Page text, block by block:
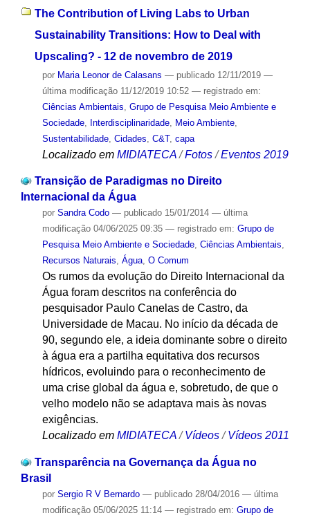
The Contribution of Living Labs to Urban
Sustainability Transitions: How to Deal with
Upscaling? - 12 de novembro de 2019
por Maria Leonor de Calasans — publicado12/11/2019 —
última modificação11/12/2019 10:52 — registrado em:
Ciências Ambientais Grupo de Pesquisa Meio Ambiente e
Sociedade, Interdisciplinaridade, Meio Ambiente,
Sustentabilidade, Cidades C&T, capa
Localizado em MIDIATECA /Fotos /Eventos 2019
Transição de Paradigmas no Direito
Internacional da Água
por Sandra Codo — publicado15/01/2014 — última
modificação04/06/2025 09:35 — registrado em: Grupo de
Pesquisa Meio Ambiente e Sociedade, Ciências Ambientais,
Recursos Naturais, Água, O Comum
Os rumos da evolução do Direito Internacional da
Água foram descritos na conferência do
pesquisador Paulo Canelas de Castro, da
Universidade de Macau. No início da década de
90, segundo ele, a ideia dominante sobre o direito
à água era a partilha equitativa dos recursos
hídricos, evoluindo para o reconhecimento de
uma crise global da água e, sobretudo, de que o
velho modelo não se adaptava mais às novas
exigências.
Localizado em MIDIATECA / Vídeos / Vídeos 2011
Transparência na Governança da Água no
Brasil
por Sergio R V Bernardo — publicado28/04/2016 — última
modificação05/06/2025 11:14 — registrado em: Grupo de